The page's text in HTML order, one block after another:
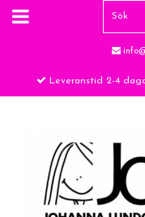
Leveranstid 2-4